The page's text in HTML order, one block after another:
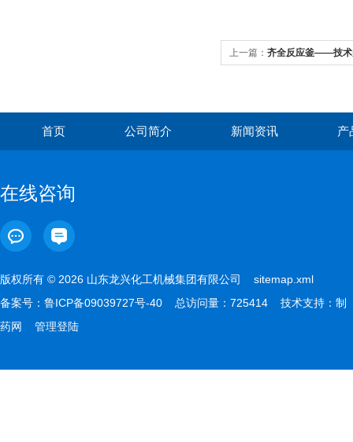
上一篇： 齐全反应釜——技术
首页 公司简介 新闻资讯 产
在线咨询
版权所有 © 2026 山东龙兴化工机械集团有限公司 sitemap.xml
备案号： 鲁ICP备09039727号-40 总访问量：725414 技术支持： 制
药网
管理登陆